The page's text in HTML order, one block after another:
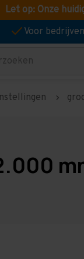
Let op: Onze
Voor